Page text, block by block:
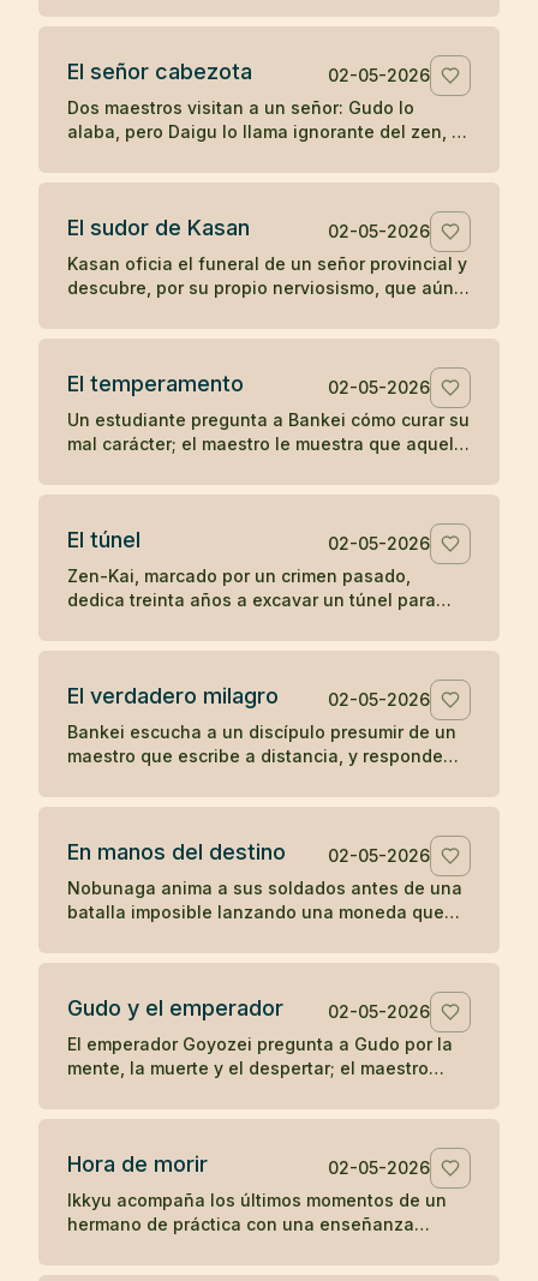
manchando aquello que veneraba.
El señor cabezota
02-05-2026
Dos maestros visitan a un señor: Gudo lo
alaba, pero Daigu lo llama ignorante del zen, y
la práctica.
El sudor de Kasan
02-05-2026
Kasan oficia el funeral de un señor provincial y
descubre, por su propio nerviosismo, que aún
la soledad del templo.
El temperamento
02-05-2026
Un estudiante pregunta a Bankei cómo curar su
mal carácter; el maestro le muestra que aquello
verdadera naturaleza.
El túnel
02-05-2026
Zen-Kai, marcado por un crimen pasado,
dedica treinta años a excavar un túnel para
termina viendo en él a un maestro.
El verdadero milagro
02-05-2026
Bankei escucha a un discípulo presumir de un
maestro que escribe a distancia, y responde
y dormir cuando tiene sueño.
En manos del destino
02-05-2026
Nobunaga anima a sus soldados antes de una
batalla imposible lanzando una moneda que
Gudo y el emperador
02-05-2026
El emperador Goyozei pregunta a Gudo por la
mente, la muerte y el despertar; el maestro
el emperador todavía no comprende.
Hora de morir
02-05-2026
Ikkyu acompaña los últimos momentos de un
hermano de práctica con una enseñanza
muere.